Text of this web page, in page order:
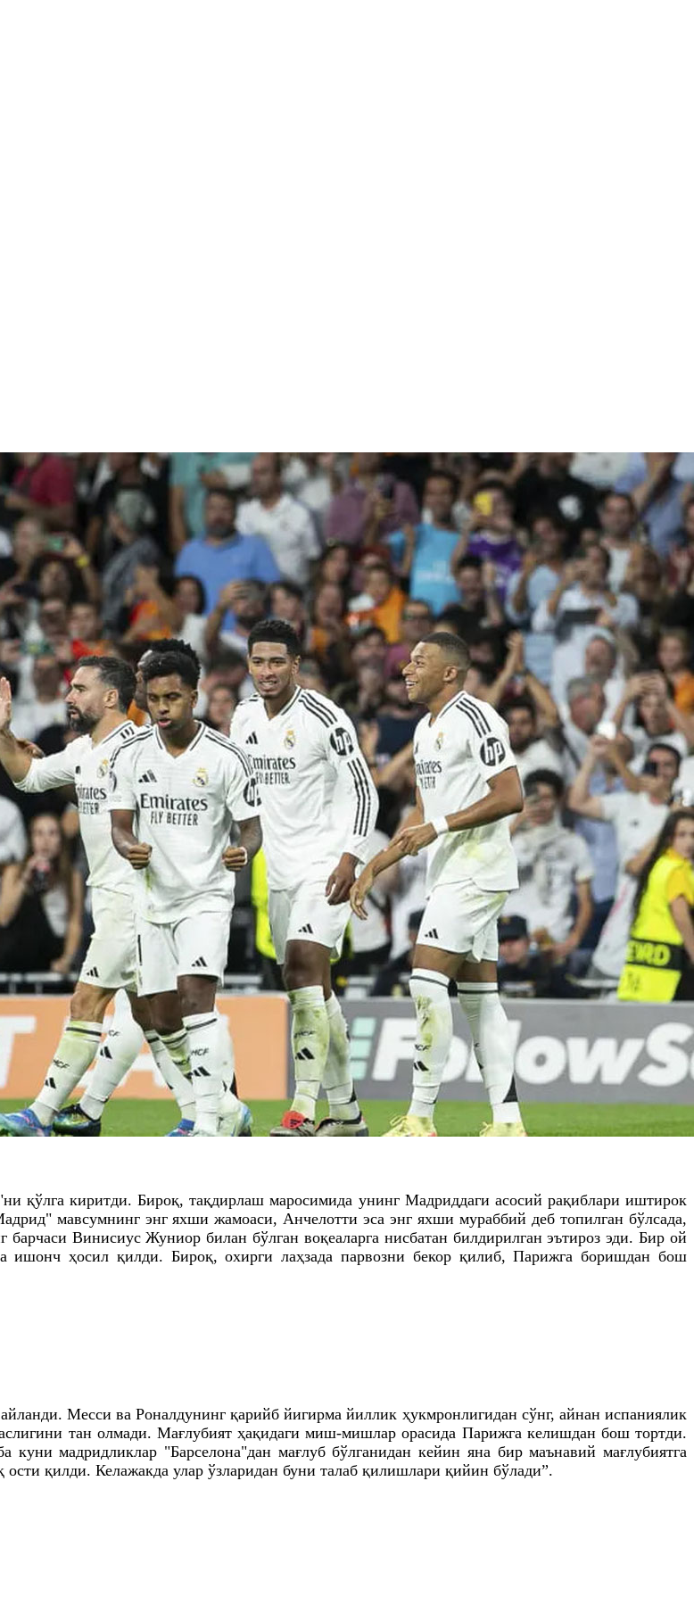
қўлга киритди. Бироқ, тақдирлаш маросимида унинг Мадриддаги асосий рақиблари иштирок
мавсумнинг энг яхши жамоаси, Анчелотти эса энг яхши мураббий деб топилган бўлсада,
Виниcиус Жуниор билан бўлган воқеаларга нисбатан билдирилган эътироз эди. Бир ой
ишонч ҳосил қилди. Бироқ, охирги лаҳзада парвозни бекор қилиб, Парижга боришдан бош
Месси ва Роналдунинг қарийб йигирма йиллик ҳукмронлигидан сўнг, айнан испаниялик
тан олмади. Мағлубият ҳақидаги миш-мишлар орасида Парижга келишдан бош тортди.
мадридликлар "Барселона"дан мағлуб бўлганидан кейин яна бир маънавий мағлубиятга
қилди. Келажакда улар ўзларидан буни талаб қилишлари қийин бўлади”.